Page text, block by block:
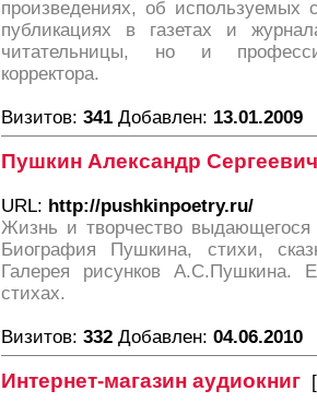
произведениях, об используемых
публикациях в газетах и
читательницы, но и
корректора.
Визитов: 341 Добавлен: 13.01.2009
Пушкин Александр Сергеевич
URL: http://pushkinpoetry.ru/
Жизнь и творчество выдающегося
Биография Пушкина, стихи,
Галерея рисунков А.С.Пушкина.
стихах.
Визитов: 332 Добавлен: 04.06.2010
Интернет-магазин аудиокниг [